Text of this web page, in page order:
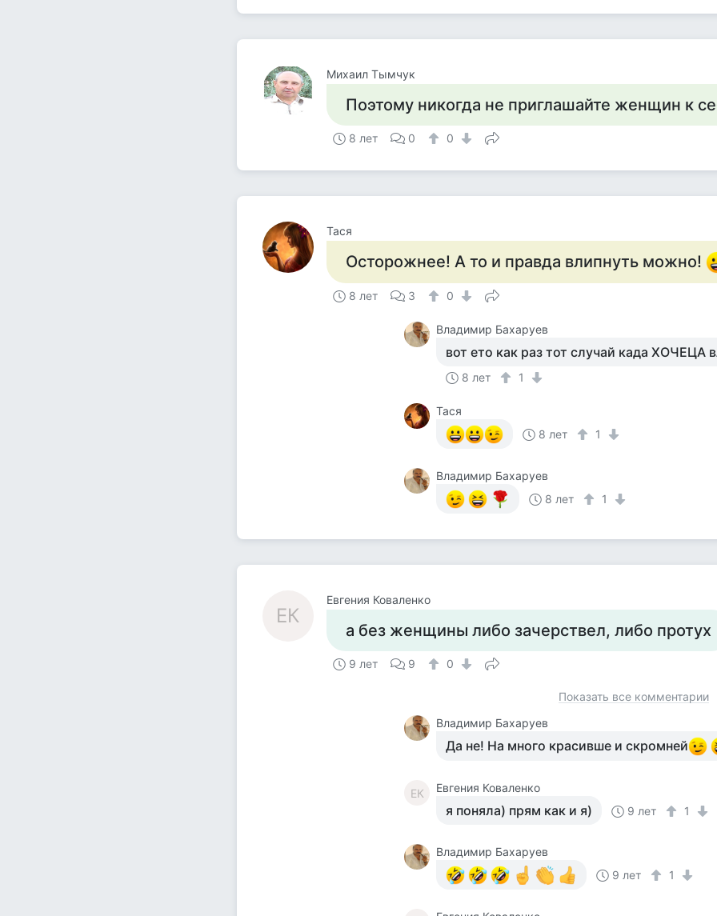
Михаил Тымчук
Поэтому никогда не приглашайте женщин к
8 лет 0 0
Тася
Осторожнее! А то и правда влипнуть можно!
8 лет 3 0
Владимир Бахаруев
вот ето как раз тот случай када ХОЧЕЦА
8 лет 1
Тася
8 лет
1
Владимир Бахаруев
8 лет
1
ЕК
Евгения Коваленко
а без женщины либо зачерствел, либо протух
9 лет 9 0
Показать все комментарии
Владимир Бахаруев
Да не! На много красивше и скромней
ЕК Евгения Коваленко
я поняла) прям как и я) 9 лет 1
Владимир Бахаруев
9 лет
1